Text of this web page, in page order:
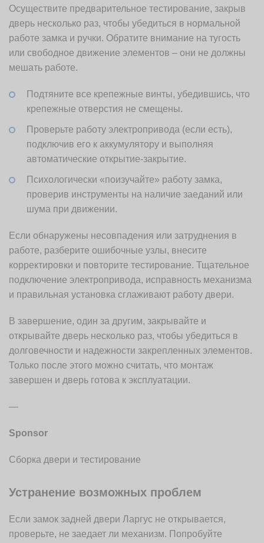
Осуществите предварительное тестирование, закрыв
дверь несколько раз, чтобы убедиться в нормальной
работе замка и ручки. Обратите внимание на тугость
или свободное движение элементов – они не должны
мешать работе.
Подтяните все крепежные винты, убедившись, что
крепежные отверстия не смещены.
Проверьте работу электропривода (если есть),
подключив его к аккумулятору и выполняя
автоматические открытие-закрытие.
Психологически «поизучайте» работу замка,
проверив инструменты на наличие заеданий или
шума при движении.
Если обнаружены несовпадения или затруднения в
работе, разберите ошибочные узлы, внесите
корректировки и повторите тестирование. Тщательное
подключение электропривода, исправность механизма
и правильная установка сглаживают работу двери.
В завершение, один за другим, закрывайте и
открывайте дверь несколько раз, чтобы убедиться в
долговечности и надежности закрепленных элементов.
Только после этого можно считать, что монтаж
завершен и дверь готова к эксплуатации.
—
Sponsor
Сборка двери и тестирование
Устранение возможных проблем
Если замок задней двери Ларгус не открывается,
проверьте, не заедает ли механизм. Попробуйте